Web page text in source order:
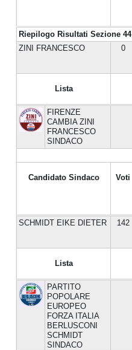
Riepilogo Risultati Sezione 44
ZINI FRANCESCO 0
Lista
FIRENZE
CAMBIA ZINI
FRANCESCO
SINDACO
Candidato Sindaco Voti
SCHMIDT EIKE DIETER 142
Lista
PARTITO
POPOLARE
EUROPEO
FORZA ITALIA
BERLUSCONI
SCHMIDT
SINDACO